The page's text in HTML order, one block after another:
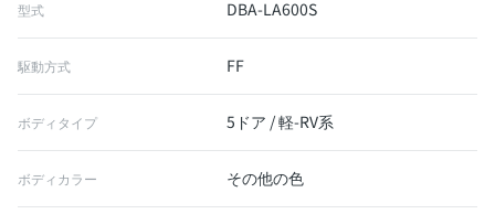
型式 DBA-LA600S
駆動方式 FF
ボディタイプ 5ドア / 軽-RV系
ボディカラー その他の色